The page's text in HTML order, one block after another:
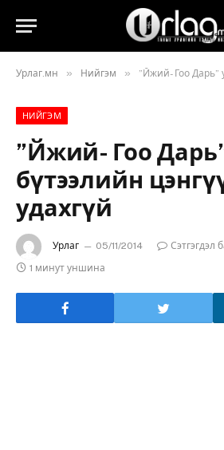
Урлаг.мн » Нийгэм » ”Йжий- Гоо Дарь” уран
НИЙГЭМ
”Йжий- Гоо
бүтээлийн
удахгүй
Урлаг 05/11/2014
Сэтгэгдэл
1 минут уншина